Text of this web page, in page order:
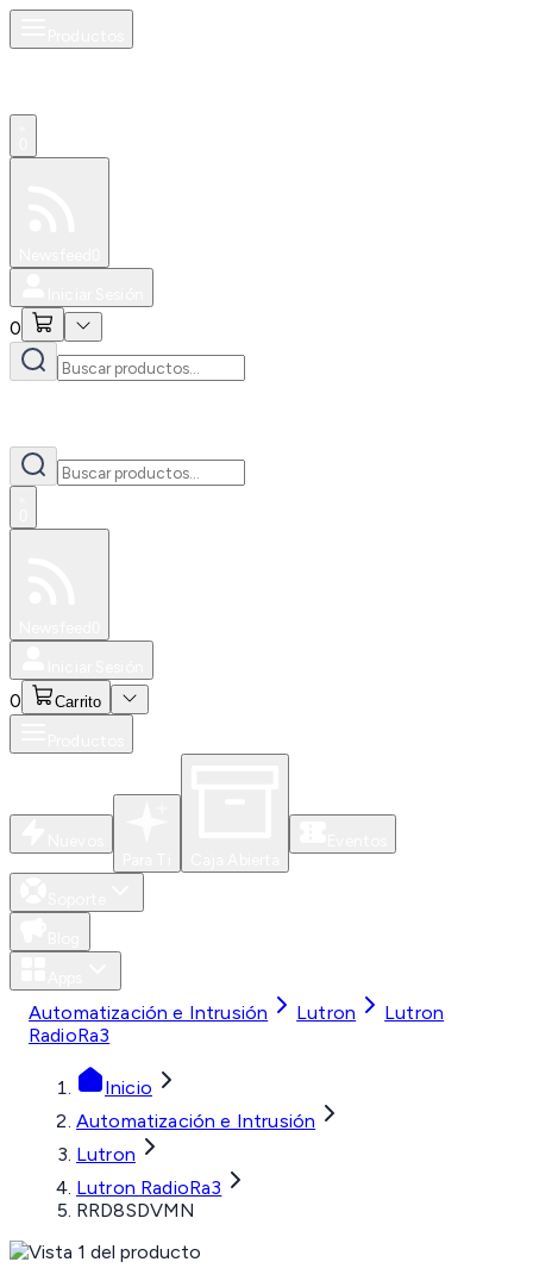
0
0 Carrito
Automatización e Intrusión Lutron
Lutron
RadioRa3
Inicio
Automatización e Intrusión
Lutron
Lutron RadioRa3
RRD8SDVMN